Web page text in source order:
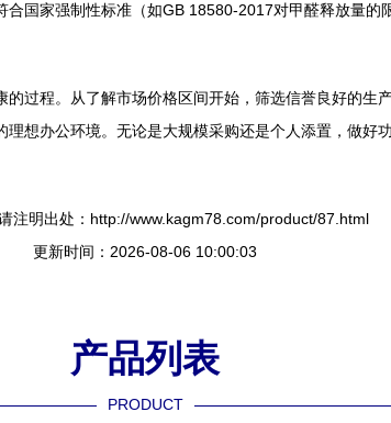
国家强制性标准（如GB 18580-2017对甲醛释放量的
过程。从了解市场价格区间开始，筛选信誉良好的生
想办公环境。无论是大规模采购还是个人添置，做好
注明出处：http://www.kagm78.com/product/87.html
更新时间：2026-08-06 10:00:03
产品列表
PRODUCT